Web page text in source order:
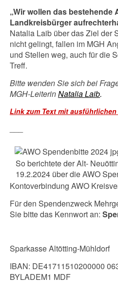
„Wir wollen das bestehende
Landkreisbürger
Natalia Laib über das Ziel der
nicht gelingt, fallen im MGH
und Stellen weg, auch für die
Treff.
Bitte wenden Sie sich bei
MGH-LeiterinNatalia Laib.
Link zum Text mit
So berichtete der Alt-
19.2.2024 über die AWO
Kontoverbindung AWO
Für den Spendenzweck
Sie bitte das Kennwort an:
Sparkasse Altötting-Mühldorf
IBAN:
BYLADEM1 MDF